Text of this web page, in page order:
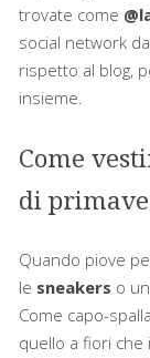
trovate come
social network
rispetto al blog,
insieme.
Come
di
Quando piove
le sneakers o
Come capo-
quello a fiori